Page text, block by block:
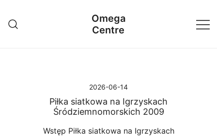
treści
Omega
Centre
2026-06-14
Piłka siatkowa na Igrzyskach
Śródziemnomorskich 2009
Wstęp Piłka siatkowa na Igrzyskach